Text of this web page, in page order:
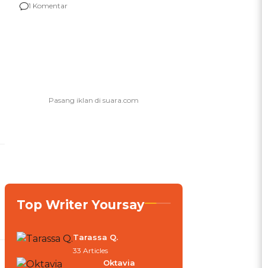
agar Dana Tidak Hangus!
1 Komentar
Top Writer Yoursay
Tarassa Q.
33 Articles
Oktavia